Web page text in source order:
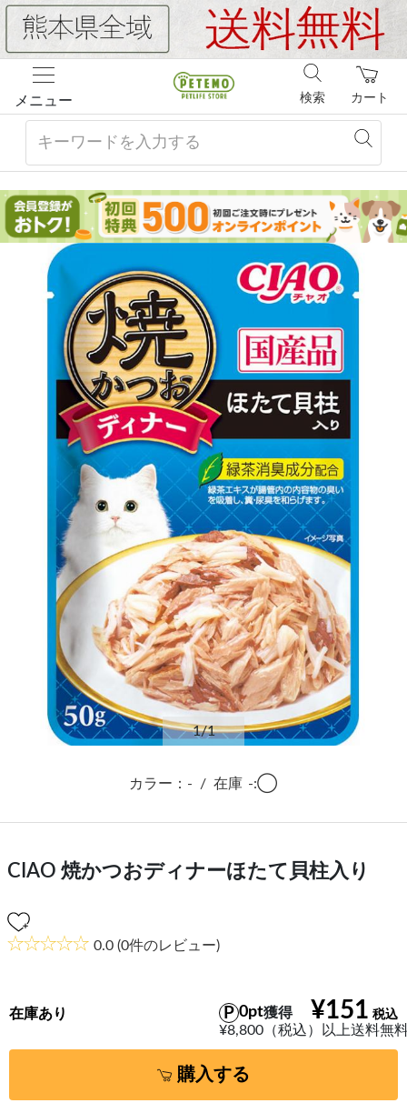
メニュー カート
検索
1/1
カラー：- / 在庫 -:◯
CIAO 焼かつおディナーほたて貝柱入り
0.0 (0件のレビュー)
¥151
0pt獲得
¥8,800（税込）以上送料無
在庫あり
購入する